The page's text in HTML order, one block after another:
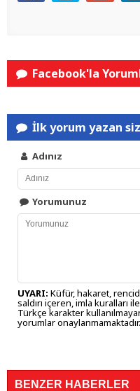
Facebook'la
İlk yorum yazan
Adınız
Yorumunuz
UYARI: Küfür, hakaret,
saldırı içeren, imla kuralları
Türkçe karakter
yorumlar onaylanmamaktadır.
BENZER HABERLER